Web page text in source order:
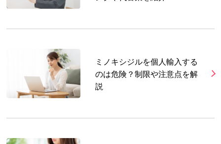
ミノキシジルを個人輸入する
のは危険？制限や注意点を解
説